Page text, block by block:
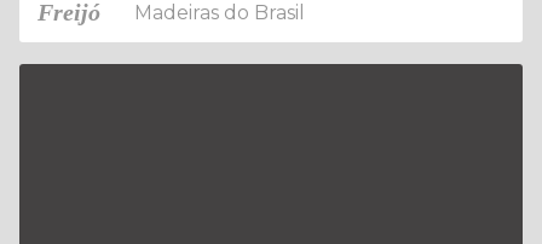
Freijó Madeiras do Brasil